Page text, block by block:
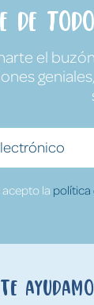
de
el
acepto la política